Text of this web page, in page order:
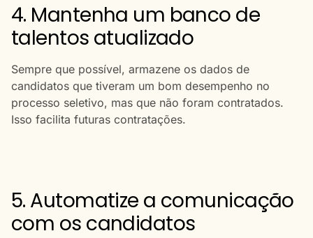
4. Mantenha um banco de
talentos atualizado
Sempre que possível, armazene os dados de
candidatos que tiveram um bom desempenho no
processo seletivo, mas que não foram contratados.
Isso facilita futuras contratações.
5. Automatize a comunicação
com os candidatos